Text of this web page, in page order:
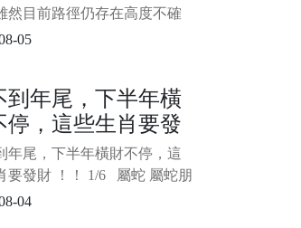
然目前路徑仍存在高度不確
但北轉的幅度將直接決定對
臨最直接的威脅，民眾最關
五（7日）颱風假問題，氣象
布最新暴風圈侵襲機率供參
片來源：中央氣象局 1/4 根
05
到年尾，下半年橫
停，這些生肖要發
！
年尾，下半年橫財不停，這
要發財 ！！ 1/6 屬蛇 屬蛇朋
擺脫緊巴巴日子，下半年暗
04